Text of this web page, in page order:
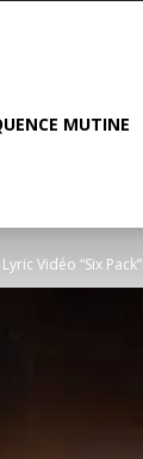
MUTINE
Vidéo “Six Pack”